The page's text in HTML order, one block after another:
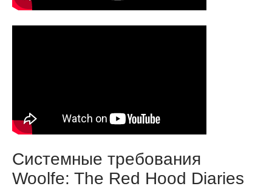
Системные требования
Woolfe: The Red Hood Diaries